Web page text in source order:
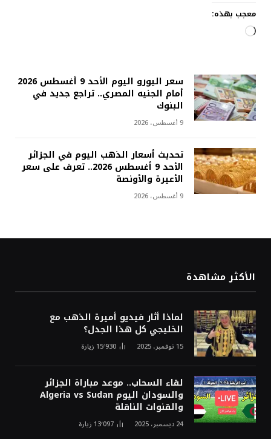
معجب بهذه:
ج
ي
ا
ل
ت
ح
ي
ل
…
سعر اليورو اليوم الأحد 9 أغسطس 2026
أمام الجنيه المصري.. تراجع جديد في
البنوك
9 أغسطس، 2026
تحديث أسعار الذهب اليوم في الجزائر
الأحد 9 أغسطس 2026.. تعرف على سعر
الأعيرة والأونصة
9 أغسطس، 2026
الأكثر مشاهدة
لماذا أثار فيديو أميرة الذهب مع
الخليجي كل هذا الجدل؟
15 نوفمبر، 2025 15٬930 زيارة
لقاء السحاب.. موعد مباراة الجزائر
والسودان اليوم Algeria vs Sudan
والقنوات الناقلة
24 ديسمبر، 2025 13٬097 زيارة